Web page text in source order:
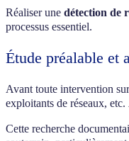
Réaliser une détection de
processus essentiel.
Étude préalable et
Avant toute intervention
exploitants de réseaux,
Cette recherche